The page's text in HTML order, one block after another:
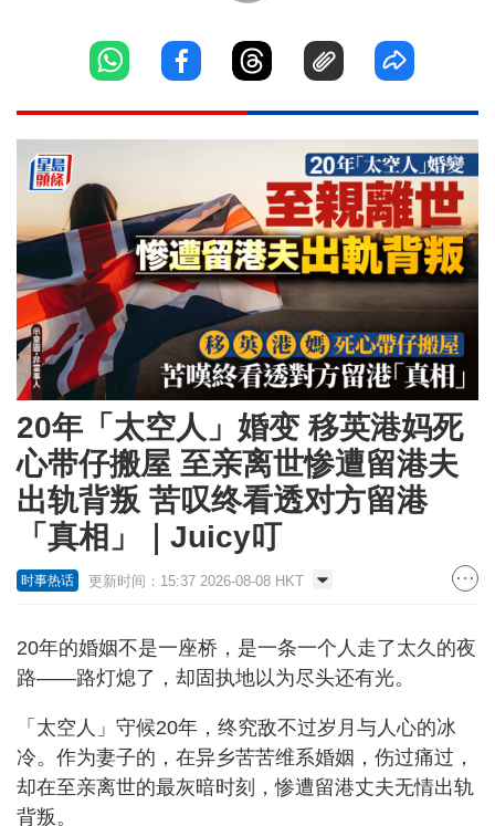
20年「太空人」婚变 移英港妈死
心带仔搬屋 至亲离世惨遭留港夫
出轨背叛 苦叹终看透对方留港
「真相」｜Juicy叮
时事热话 更新时间：15:37 2026-08-08 HKT
20年的婚姻不是一座桥，是一条一个人走了太久的夜
路——路灯熄了，却固执地以为尽头还有光。
「太空人」守候20年，终究敌不过岁月与人心的冰
冷。作为妻子的，在异乡苦苦维系婚姻，伤过痛过，
却在至亲离世的最灰暗时刻，惨遭留港丈夫无情出轨
背叛。